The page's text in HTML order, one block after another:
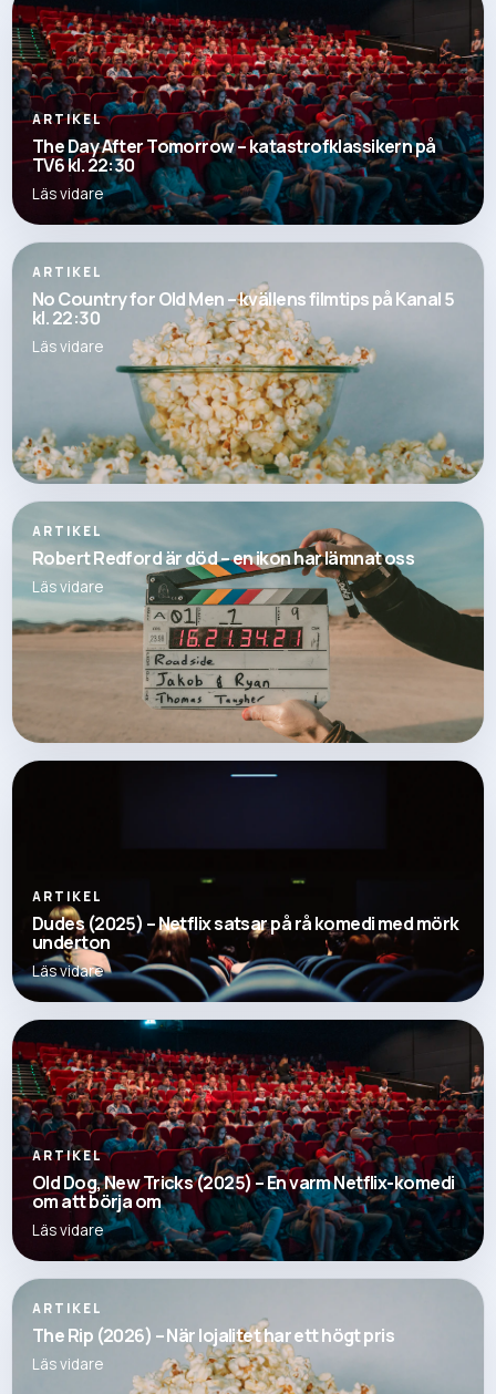
ARTIKEL
The Day After Tomorrow – katastrofklassikern på
TV6 kl. 22:30
Läs vidare
ARTIKEL
No Country for Old Men – kvällens filmtips på Kanal 5
kl. 22:30
Läs vidare
ARTIKEL
Robert Redford är död – en ikon har lämnat oss
Läs vidare
ARTIKEL
Dudes (2025) – Netflix satsar på rå komedi med mörk
underton
Läs vidare
ARTIKEL
Old Dog, New Tricks (2025) – En varm Netflix-komedi
om att börja om
Läs vidare
ARTIKEL
The Rip (2026) – När lojalitet har ett högt pris
Läs vidare